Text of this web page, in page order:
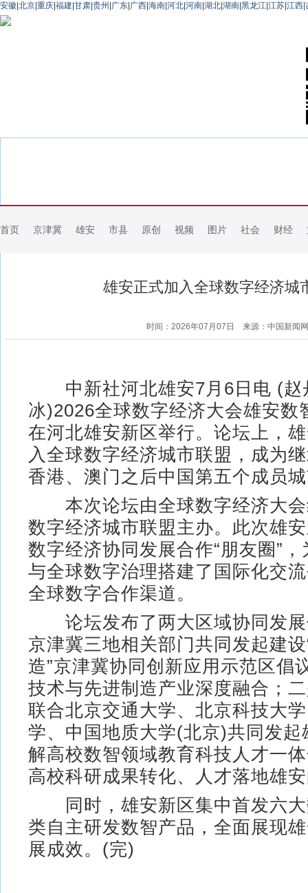
安徽 北京 重庆 福建 甘肃 贵州 广东 广西 海南 河北 河南 湖北 湖南 黑龙江 江苏 江西
首页 京津冀 雄安 市县 原创 视频 图片 社会 财经
雄安正式加入全球数字经济城
时间：2026年07月07日 来源：中国新闻网
中新社河北雄安7月6日电 (赵
冰)2026全球数字经济大会雄安数
在河北雄安新区举行。论坛上，
入全球数字经济城市联盟，成为
香港、澳门之后中国第五个成员
本次论坛由全球数字经济大会
数字经济城市联盟主办。此次雄
数字经济协同发展合作“朋友圈”
与全球数字治理搭建了国际化交
全球数字合作渠道。
论坛发布了两大区域协同发展
京津冀三地相关部门共同发起建
造”京津冀协同创新应用示范区倡
技术与先进制造产业深度融合；
联合北京交通大学、北京科技大
学、中国地质大学(北京)共同发起
解高校数智领域教育科技人才一
高校科研成果转化、人才落地雄
同时，雄安新区集中首发六大
类自主研发数智产品，全面展现
展成效。(完)